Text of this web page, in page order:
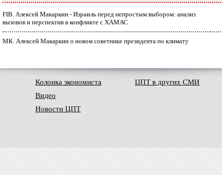
FIB. Алексей Макаркин - Израиль перед непростым выбором: анализ
вызовов и перспектив в конфликте с ХАМАС
МК. Алексей Макаркин о новом советнике президента по климату
Колонка экономиста
Видео
Новости ЦПТ
ЦПТ в других СМИ